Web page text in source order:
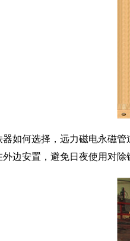
如何选择，远力磁电永磁管
边安置，避免日夜使用对